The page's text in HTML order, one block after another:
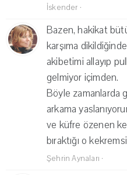
İskender ·
Bazen, hakikat
karşıma
akibetimi allayıp
gelmiyor içimden.
Böyle zamanlarda
arkama
ve küfre özenen
bıraktığı o
Şehrin Aynaları ·